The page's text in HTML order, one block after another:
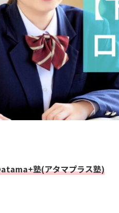
塾(アタマプラス塾)